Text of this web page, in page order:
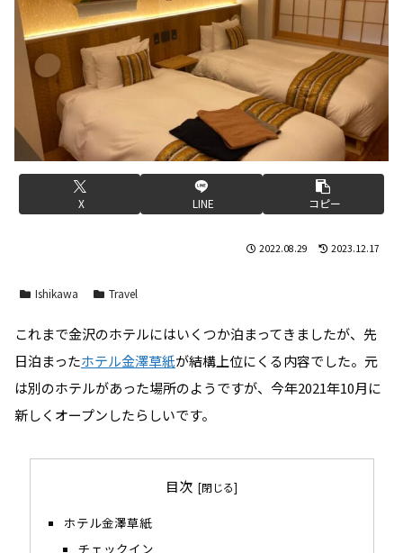
X LINE コピー
2022.08.29 2023.12.17
Ishikawa Travel
これまで金沢のホテルにはいくつか泊まってきましたが、先
日泊まったホテル金澤草紙が結構上位にくる内容でした。元
は別のホテルがあった場所のようですが、今年2021年10月に
新しくオープンしたらしいです。
目次
ホテル金澤草紙
チェックイン